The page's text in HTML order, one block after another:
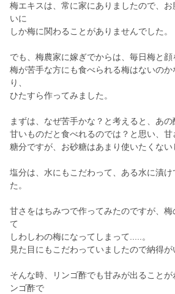
梅エキスは、常に家にありましたので、
いに
しか梅に関わることがありませんでした。
でも、梅農家に嫁ぎでからは、毎日梅と顔
梅が苦手な方にも食べられる梅はないの
り、
ひたすら作ってみました。
まずは、なぜ苦手かな？と考えると、あの
甘いものだと食べれるのでは？と思い、甘
糖分ですが、お砂糖はあまり使いたくない
塩分は、水にもこだわって、ある水に漬け
た。
甘さをはちみつで作ってみたのですが、
て
しわしわの梅になってしまって.....。
見た目にもこだわっていましたので納得が
そんな時、リンゴ酢でも甘みが出ること
ンゴ酢で